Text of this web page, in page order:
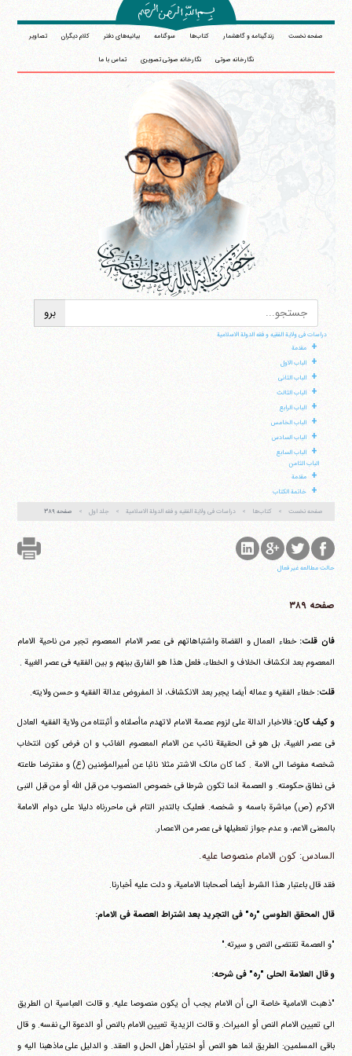
صفحه نخست زندگینامه و گاهشمار کتاب‌ها سوگنامه بیانیه‌های دفتر کلام دیگران تصاویر
نگارخانه صوتی نگارخانه صوتی تصویری تماس با ما
دراسات فی ولایة الفقیه و فقه الدولة الاسلامیة
+ مقدمة
+ الباب الاول
+ الباب الثانی
+ الباب الثالث
+ الباب الرابع
+ الباب الخامس
+ الباب السادس
+
الباب السابع
الباب الثامن
+ مقدمة
+ خاتمة الکتاب
صفحه نخست کتاب‌ها دراسات فی ولایة الفقیه و فقه الدولة الاسلامیة جلد اول صفحه ۳۸۹
حالت مطالعه غیر فعال
صفحه ۳۸۹
فان قلت:خطاء العمال و القضاة واشتباهاتهم فی عصر الامام المعصوم تجبر من ناحیة الامام
المعصوم بعد انکشاف الخلاف و الخطاء، فلعل هذا هو الفارق بینهم و بین الفقیه فی عصر الغیبة .
قلت:خطاء الفقیه و عماله أیضا یجبر بعد الانکشاف، اذ المفروض عدالة الفقیه و حسن ولایته.
و کیف کان: فالاخبار الدالة علی لزوم عصمة الامام لاتهدم ماأصلناه و أثبتناه من ولایة الفقیه العادل
فی عصر الغیبة، بل هو فی الحقیقة نائب عن الامام المعصوم الغائب و ان فرض کون انتخاب
شخصه مفوضا الی الامة . کما کان مالک الاشتر مثلا نائبا عن أمیرالمؤمنین (ع) و مفترضا طاعته
فی نطاق حکومته. و العصمة انما تکون شرطا فی خصوص المنصوب من قبل الله أو من قبل النبی
الاکرم (ص) مباشرة باسمه و شخصه. فعلیک بالتدبر التام فی ماحررناه دلیلا علی دوام الامامة
بالمعنی الاعم، و عدم جواز تعطیلها فی عصر من الاعصار.
السادس: کون الامام منصوصا علیه.
فقد قال باعتبار هذا الشرط أیضا أصحابنا الامامیة، و دلت علیه أخبارنا.
قال المحقق الطوسی "ره" فی التجرید بعد اشتراط العصمة فی الامام:
"و العصمة تقتضی النص و سیرته."
و قال العلامة الحلی "ره" فی شرحه:
"ذهبت الامامیة خاصة الی أن الامام یجب أن یکون منصوصا علیه. و قالت العباسیة ان الطریق
الی تعیین الامام النص أو المیراث. و قالت الزیدیة تعیین الامام بالنص أو الدعوة الی نفسه. و قال
باقی المسلمین: الطریق انما هو النص أو اختیار أهل الحل و العقد. و الدلیل علی ماذهبنا الیه و